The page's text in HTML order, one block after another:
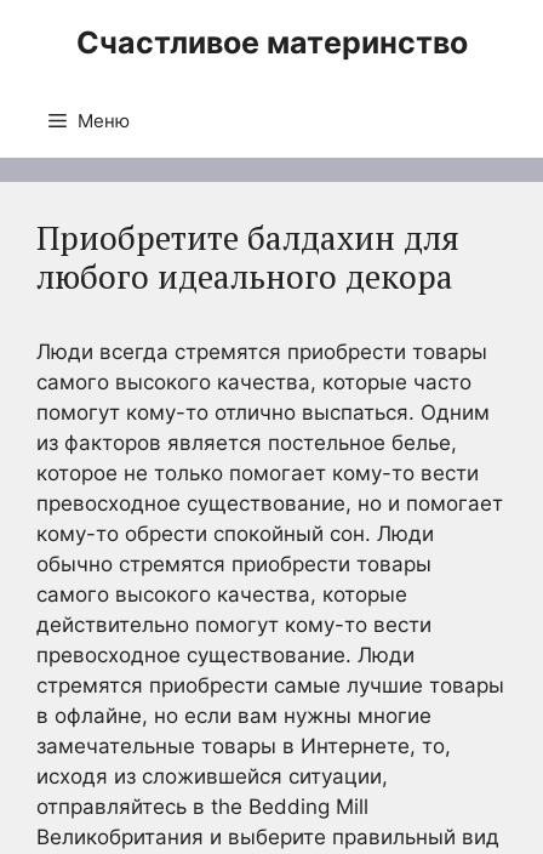
Счастливое материнство
Меню
Приобретите балдахин для
любого идеального декора
Люди всегда стремятся приобрести товары
самого высокого качества, которые часто
помогут кому-то отлично выспаться. Одним
из факторов является постельное белье,
которое не только помогает кому-то вести
превосходное существование, но и помогает
кому-то обрести спокойный сон. Люди
обычно стремятся приобрести товары
самого высокого качества, которые
действительно помогут кому-то вести
превосходное существование. Люди
стремятся приобрести самые лучшие товары
в офлайне, но если вам нужны многие
замечательные товары в Интернете, то,
исходя из сложившейся ситуации,
отправляйтесь в the Bedding Mill
Великобритания и выберите правильный вид